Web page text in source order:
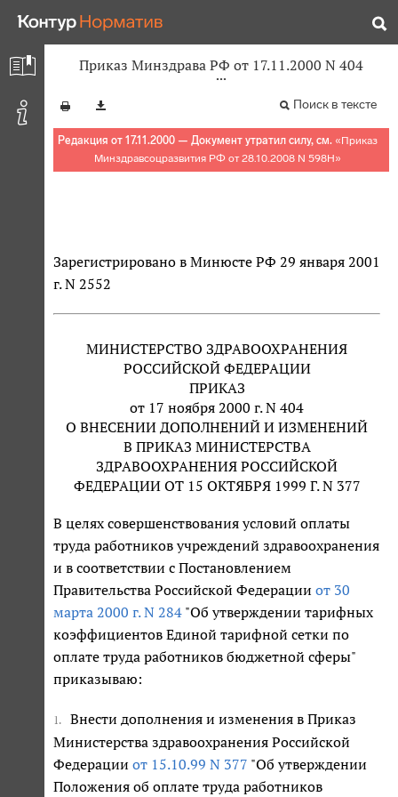
Приказ Минздрава РФ от 17.11.2000 N 404
Поиск в тексте
Редакция от 17.11.2000 — Документ утратил силу, см. «Приказ
Минздравсоцразвития РФ от 28.10.2008 N 598Н»
Зарегистрировано в Минюсте РФ 29 января 2001
г. N 2552
МИНИСТЕРСТВО ЗДРАВООХРАНЕНИЯ
РОССИЙСКОЙ ФЕДЕРАЦИИ
ПРИКАЗ
от 17 ноября 2000 г. N 404
О ВНЕСЕНИИ ДОПОЛНЕНИЙ И ИЗМЕНЕНИЙ
В ПРИКАЗ МИНИСТЕРСТВА
ЗДРАВООХРАНЕНИЯ РОССИЙСКОЙ
ФЕДЕРАЦИИ ОТ 15 ОКТЯБРЯ 1999 Г. N 377
В целях совершенствования условий оплаты
труда работников учреждений здравоохранения
и в соответствии с Постановлением
Правительства Российской Федерации от 30
марта 2000 г. N 284 "Об утверждении тарифных
коэффициентов Единой тарифной сетки по
оплате труда работников бюджетной сферы"
приказываю:
1.
Внести дополнения и изменения в Приказ
Министерства здравоохранения Российской
Федерации от 15.10.99 N 377 "Об утверждении
Положения об оплате труда работников